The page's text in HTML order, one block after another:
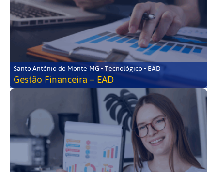
Santo Antônio do Monte-MG • Tecnológico • EAD
Gestão Financeira – EAD